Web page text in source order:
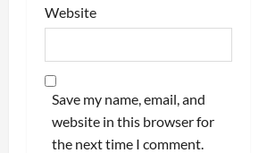
Website
Save my name, email, and
website in this browser for
the next time I comment.